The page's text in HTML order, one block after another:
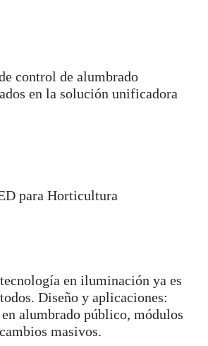
control de alumbrado
en la solución unificadora
para Horticultura
en iluminación ya es
Diseño y aplicaciones:
alumbrado público, módulos
masivos.